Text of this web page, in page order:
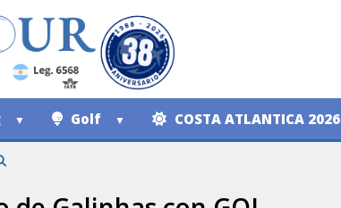
Golf COSTA ATLANTICA 2026